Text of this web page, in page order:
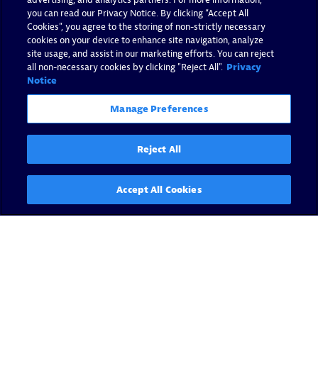
you can read our Privacy Notice. By clicking “Accept All
Cookies”, you agree to the storing of non-strictly necessary
cookies on your device to enhance site navigation, analyze
site usage, and assist in our marketing efforts. You can reject
all non-necessary cookies by clicking "Reject All". Privacy
Notice
Manage Preferences
Reject All
Accept All Cookies